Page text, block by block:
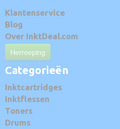
Klantenservice
Blog
Over InktDeal.com
Herroeping
Categorieën
Inktcartridges
Inktflessen
Toners
Drums